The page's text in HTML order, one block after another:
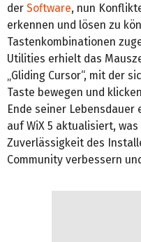
der Software, nun
erkennen und lösen zu
Tastenkombinationen
Utilities erhielt das
„Gliding Cursor“, mit der
Taste bewegen und
Ende seiner
auf WiX 5 aktualisiert,
Zuverlässigkeit des
Community verbessern